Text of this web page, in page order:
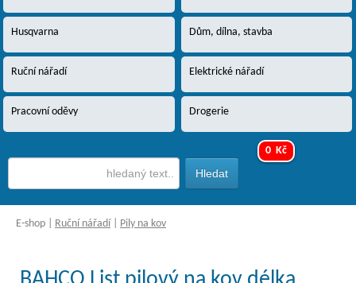
Husqvarna Dům, dílna, stavba
Ruční nářadí Elektrické nářadí
Pracovní oděvy Drogerie
0 Kč
E-shop Ruční nářadí Pily na kov